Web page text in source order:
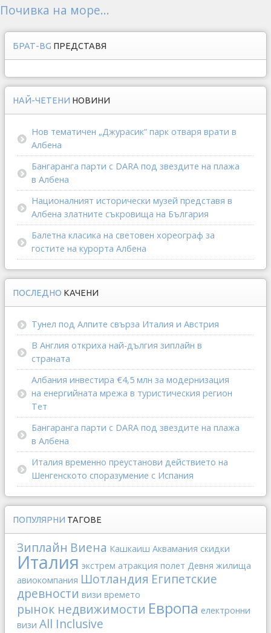
Почивка на море...
БРАТ-BG ПРЕДСТАВЯ
НАЙ-ЧЕТЕНИ НОВИНИ
Нов тематичен „Джурасик“ парк отваря врати в
Албена
Бангаранга парти с DARA под звездите на плажа
в Албена
Националният исторически музей представя в
Албена златните съкровища на България
Балетна класика на световен хореограф за
гостите на курорта Албена
ПОСЛЕДНО КАЧЕНИ
Тунел под Алпите свърза Италия и Австрия
В Англия откриха най-дългия зиплайн в
страната
Албания инвестира €4,5 млн за модернизация
на енергийната мрежа в туристическия регион
Тет
Бангаранга парти с DARA под звездите на плажа
в Албена
Италия временно преустанови действието на
Шенгенското споразумение с Испания
ПОПУЛЯРНИ ТАГОВЕ
Зиплайн Виена Кашкаиш Аквамания скидки
Италия экстрем атракция полет Девня жилища
авиокомпания Шотландия Египетские
древности визи времето
рынок недвижимости Европа електронни
визи All Inclusive